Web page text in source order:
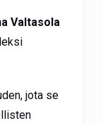
Valtasola
jota se